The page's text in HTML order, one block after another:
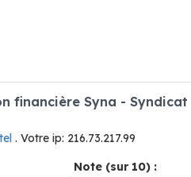
financière Syna - Syndicat
. Votre ip: 216.73.217.99
Note (sur 10) :